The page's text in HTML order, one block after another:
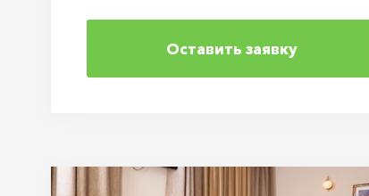
Оставить заявку